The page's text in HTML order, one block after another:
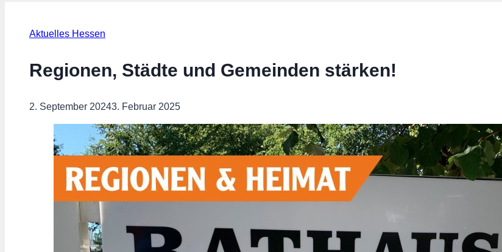
Aktuelles Hessen
Regionen, Städte und Gemeinden stärken!
2. September 20243. Februar 2025